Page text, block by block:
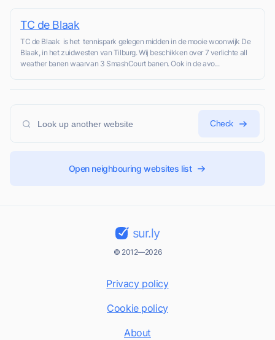
TC de Blaak
TC de Blaak is het tennispark gelegen midden in de mooie woonwijk De
Blaak, in het zuidwesten van Tilburg. Wij beschikken over 7 verlichte all
weather banen waarvan 3 SmashCourt banen. Ook in de avo...
Check
Open neighbouring websites list
sur.ly
© 2012—2026
Privacy policy
Cookie policy
About